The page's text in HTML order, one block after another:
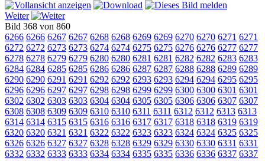
Weiter
Bild 368 von 860
6266 6266 6267 6267 6268 6268 6269 6269 6270 6270 6271 6271
6272 6272 6273 6273 6274 6274 6275 6275 6276 6276 6277 6277
6278 6278 6279 6279 6280 6280 6281 6281 6282 6282 6283 6283
6284 6284 6285 6285 6286 6286 6287 6287 6288 6288 6289 6289
6290 6290 6291 6291 6292 6292 6293 6293 6294 6294 6295 6295
6296 6296 6297 6297 6298 6298 6299 6299 6300 6300 6301 6301
6302 6302 6303 6303 6304 6304 6305 6305 6306 6306 6307 6307
6308 6308 6309 6309 6310 6310 6311 6311 6312 6312 6313 6313
6314 6314 6315 6315 6316 6316 6317 6317 6318 6318 6319 6319
6320 6320 6321 6321 6322 6322 6323 6323 6324 6324 6325 6325
6326 6326 6327 6327 6328 6328 6329 6329 6330 6330 6331 6331
6332 6332 6333 6333 6334 6334 6335 6335 6336 6336 6337 6337